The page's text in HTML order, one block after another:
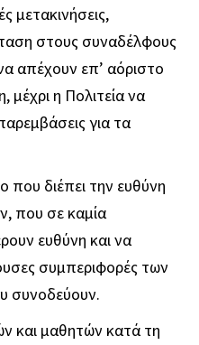
μετακινήσεις,
στους συναδέλφους
απέχουν επ’ αόριστο
μέχρι η Πολιτεία να
για τα
που διέπει την ευθύνη
που σε καμία
ευθύνη και να
συμπεριφορές των
συνοδεύουν.
και μαθητών κατά τη